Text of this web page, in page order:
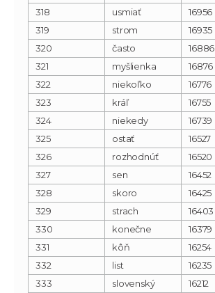
318
usmiať
16956
319
strom
16935
320
často
16886
321
myšlienka
16876
322
niekoľko
16776
323
kráľ
16755
324
niekedy
16739
325
ostať
16527
326
rozhodnúť
16520
327
sen
16452
328
skoro
16425
329
strach
16403
330
konečne
16379
331
kôň
16254
332
list
16235
333
slovenský
16212